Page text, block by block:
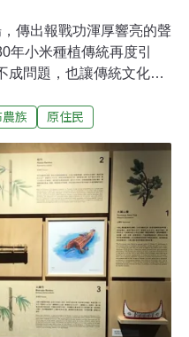
傳出報戰功渾厚響亮的聲
年小米種植傳統再度引
成問題，也讓傳統文化有
去布農祖先流傳的生態智
林務局台東林區管處委
東山村綠色經濟永續發計
來不曾種植小米的桃源部
米穗。桃源「pasikau」
移到此處的郡社群布農
則迫遷散居於鹿野、龍
」的卑南族語，告訴後來
是不斷遷徙的因素，使得
。對布農族而言，小米是
族 原住民